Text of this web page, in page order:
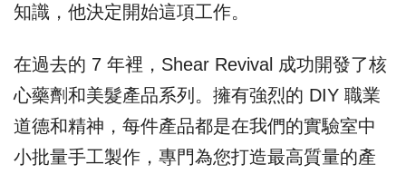
知識，他決定開始這項工作。
在過去的 7 年裡，Shear Revival 成功開發了核
心藥劑和美髮產品系列。擁有強烈的 DIY 職業
道德和精神，每件產品都是在我們的實驗室中
小批量手工製作，專門為您打造最高質量的產